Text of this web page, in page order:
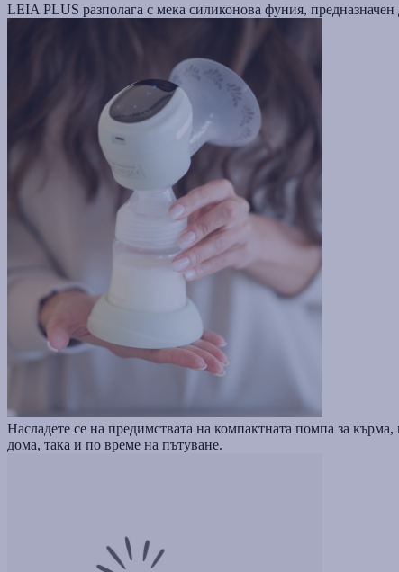
LEIA PLUS разполага с мека силиконова фуния,
Насладете се на предимствата на компактната помпа за
дома, така и по време на пътуване.